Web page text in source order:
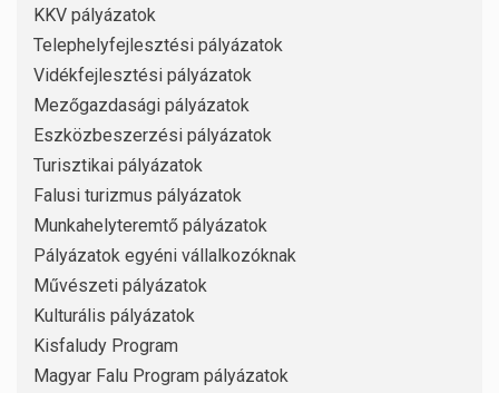
KKV pályázatok
Telephelyfejlesztési pályázatok
Vidékfejlesztési pályázatok
Mezőgazdasági pályázatok
Eszközbeszerzési pályázatok
Turisztikai pályázatok
Falusi turizmus pályázatok
Munkahelyteremtő pályázatok
Pályázatok egyéni vállalkozóknak
Művészeti pályázatok
Kulturális pályázatok
Kisfaludy Program
Magyar Falu Program pályázatok